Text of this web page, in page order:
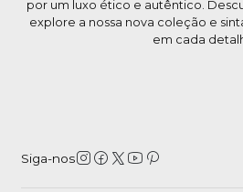
por um luxo ético e autêntico.
explore a nossa nova coleção e
em cada
Siga-nos